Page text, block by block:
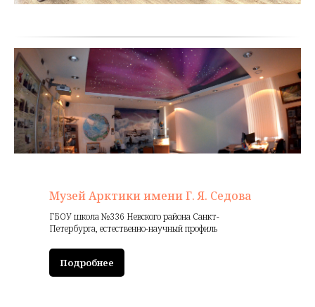
Музей Арктики имени Г. Я. Седова
ГБОУ школа №336 Невского района Санкт-
Петербурга, естественно-научный профиль
Подробнее